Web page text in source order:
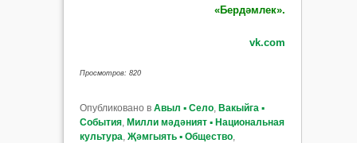
«Бердәмлек».
vk.com
Просмотров: 820
Опубликовано в Авыл ▪ Село, Вакыйга ▪
События, Милли мәдәният ▪ Национальная
культура, Җәмгыять ▪ Общество,